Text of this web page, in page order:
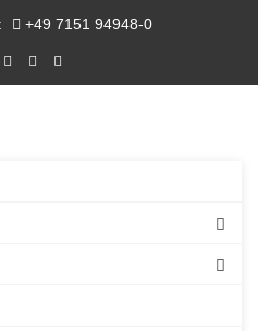
+49 7151 94948-0